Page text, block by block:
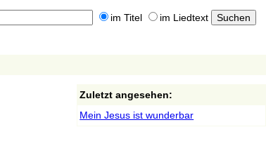
im Titel im Liedtext
Zuletzt angesehen:
Mein Jesus ist wunderbar